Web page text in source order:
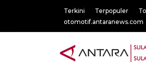
Terkini Terpopuler
otomotif.antaranews.com